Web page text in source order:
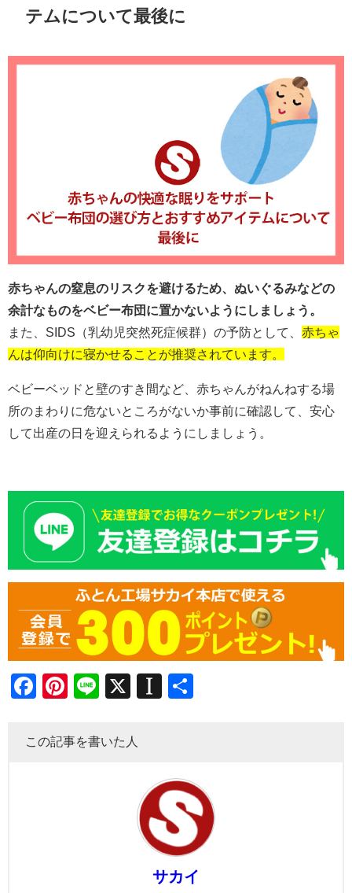
テムについて最後に
赤ちゃんの窒息のリスクを避けるため、ぬいぐるみなどの
余計なものをベビー布団に置かないようにしましょう。
また、SIDS（乳幼児突然死症候群）の予防として、 赤ちゃ
んは仰向けに寝かせることが推奨されています。
ベビーベッドと壁のすき間など、赤ちゃんがねんねする場
所のまわりに危ないところがないか事前に確認して、安心
して出産の日を迎えられるようにしましょう。
Facebook
Pinterest
Line
X Instapaper
この記事を書いた人
サカイ